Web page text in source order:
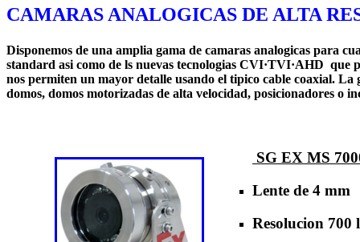
CAMARAS ANALOGICAS DE ALTA
Disponemos de una amplia gama de camaras analogicas para
standard asi como de ls nuevas tecnologias CVI·TVI·AHD que
nos permiten un mayor detalle usando el tipico cable coaxial.
domos, domos motorizadas de alta velocidad, posicionadores o
SG EX MS
Lente de 4 mm
Resolucion 700